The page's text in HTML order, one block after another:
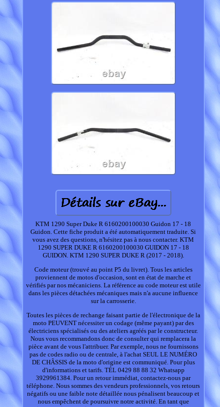
KTM 1290 Super Duke R 6160200100030 Guidon 17 - 18
Guidon. Cette fiche produit a été automatiquement traduite. Si
vous avez des questions, n'hésitez pas à nous contacter. KTM
1290 SUPER DUKE R 6160200100030 GUIDON 17 - 18
GUIDON. KTM 1290 SUPER DUKE R (2017 - 2018).
Code moteur (trouvé au point P5 du livret). Tous les articles
proviennent de motos d'occasion, sont en état de marche et
vérifiés par nos mécaniciens. La référence au code moteur est utile
dans les pièces détachées mécaniques mais n'a aucune influence
sur la carrosserie.
Toutes les pièces de rechange faisant partie de l'électronique de la
moto PEUVENT nécessiter un codage (même payant) par des
électriciens spécialisés ou des ateliers agréés par le constructeur.
Nous vous recommandons donc de consulter qui remplacera la
pièce avant de vous l'attribuer. Par exemple, nous ne fournissons
pas de codes radio ou de centrale, à l'achat SEUL LE NUMÉRO
DE CHÂSSIS de la moto d'origine est communiqué. Pour plus
d'informations et tarifs. TÉL 0429 88 88 32 Whatsapp
3929961384. Pour un retour immédiat, contactez-nous par
téléphone. Nous sommes des vendeurs professionnels, vos retours
négatifs ou une faible note détaillée nous pénalisent beaucoup et
nous empêchent de poursuivre notre activité. En tant que